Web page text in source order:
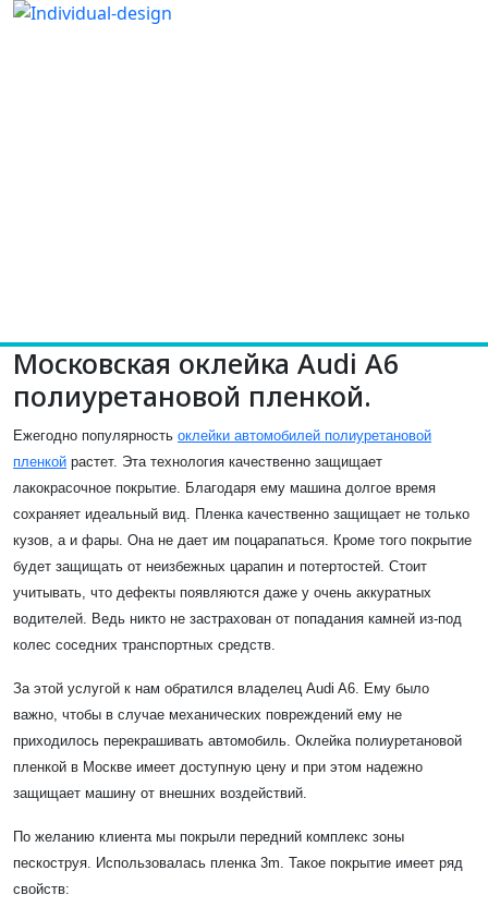
Московская оклейка Audi A6
полиуретановой пленкой.
Ежегодно популярность оклейки автомобилей полиуретановой
пленкой растет. Эта технология качественно защищает
лакокрасочное покрытие. Благодаря ему машина долгое время
сохраняет идеальный вид. Пленка качественно защищает не только
кузов, а и фары. Она не дает им поцарапаться. Кроме того покрытие
будет защищать от неизбежных царапин и потертостей. Стоит
учитывать, что дефекты появляются даже у очень аккуратных
водителей. Ведь никто не застрахован от попадания камней из-под
колес соседних транспортных средств.
За этой услугой к нам обратился владелец Audi A6. Ему было
важно, чтобы в случае механических повреждений ему не
приходилось перекрашивать автомобиль. Оклейка полиуретановой
пленкой в Москве имеет доступную цену и при этом надежно
защищает машину от внешних воздействий.
По желанию клиента мы покрыли передний комплекс зоны
пескоструя. Использовалась пленка 3m. Такое покрытие имеет ряд
свойств: